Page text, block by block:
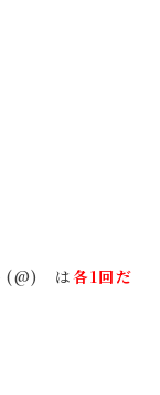
(@) は各1回だ